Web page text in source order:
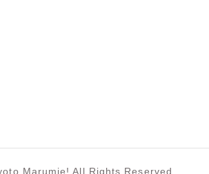
Marumie! All Rights Reserved.